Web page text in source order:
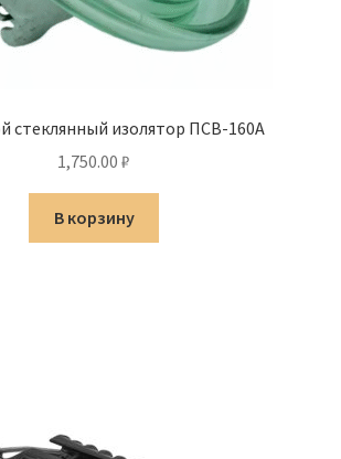
стеклянный изолятор ПСВ-160А
1,750.00 ₽
В корзину